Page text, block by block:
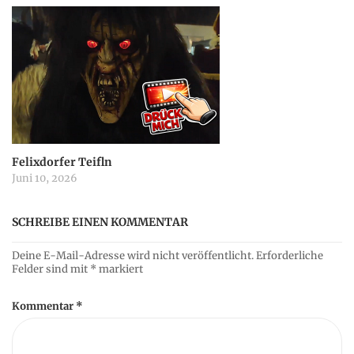
Felixdorfer Teifln
Juni 10, 2026
SCHREIBE EINEN KOMMENTAR
Deine E-Mail-Adresse wird nicht veröffentlicht.Erforderliche
Felder sind mit * markiert
Kommentar *